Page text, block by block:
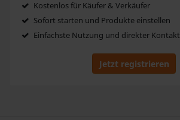
Kostenlos für Käufer & Verkäufer
Sofort starten und Produkte einstellen
Einfachste Nutzung und direkter Kontakt
Jetzt registrieren